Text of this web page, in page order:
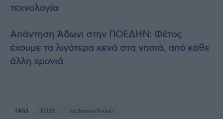
τεχνολογία
Απάντηση Άδωνι στην ΠΟΕΔΗΝ: Φέτος
έχουμε τα λιγότερα κενά στα νησιά, από κάθε
άλλη χρονιά
TAGS ΕΟΔΥ ιός Δυτικού Νείλου